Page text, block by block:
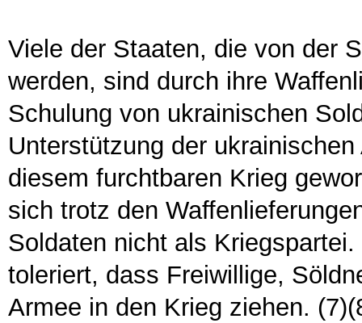
Viele der Staaten, die von der
werden, sind durch ihre
Schulung von ukrainischen
Unterstützung der
diesem furchtbaren Krieg
sich trotz den
Soldaten nicht als
toleriert, dass Freiwillige,
Armee in den Krieg ziehen.